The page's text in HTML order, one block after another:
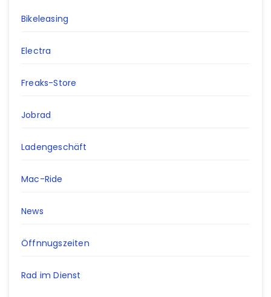
Bikeleasing
Electra
Freaks-Store
Jobrad
Ladengeschäft
Mac-Ride
News
Öffnnugszeiten
Rad im Dienst